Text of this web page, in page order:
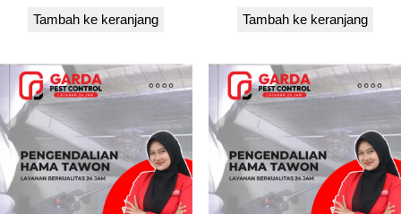
Tambah ke keranjang Tambah ke keranjang